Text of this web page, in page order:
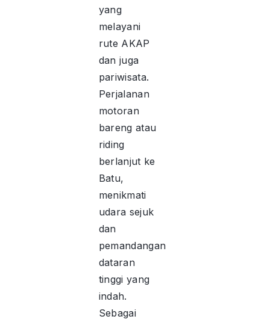
yang
melayani
rute AKAP
dan juga
pariwisata.
Perjalanan
motoran
bareng atau
riding
berlanjut ke
Batu,
menikmati
udara sejuk
dan
pemandangan
dataran
tinggi yang
indah.
Sebagai